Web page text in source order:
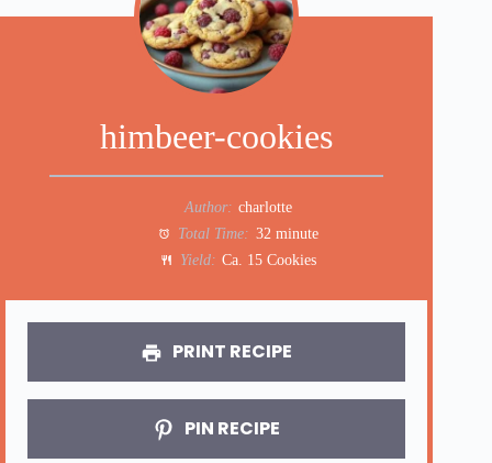
himbeer-cookies
Author: charlotte
Total Time: 32 minute
Yield: Ca. 15 Cookies
PRINT RECIPE
PIN RECIPE